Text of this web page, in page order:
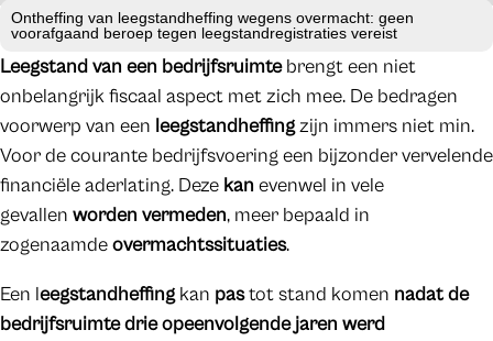
Ontheffing van leegstandheffing wegens overmacht: geen
voorafgaand beroep tegen leegstandregistraties vereist
Leegstand van een bedrijfsruimtebrengt een niet
onbelangrijk fiscaal aspect met zich mee. De bedragen
voorwerp van een leegstandheffingzijn immers niet min.
Voor de courante bedrijfsvoering een bijzonder vervelende
financiële aderlating. Deze kan evenwel in vele
gevallen worden vermeden, meer bepaald in
zogenaamdeovermachtssituaties.
Een leegstandheffingkan pastot stand komen nadat de
bedrijfsruimte drie opeenvolgende jaren werd